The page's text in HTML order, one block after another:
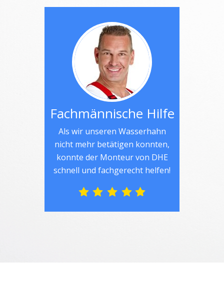
Fachmännische Hilfe
Als wir unseren Wasserhahn
nicht mehr betätigen konnten,
konnte der Monteur von DHE
schnell und fachgerecht helfen!